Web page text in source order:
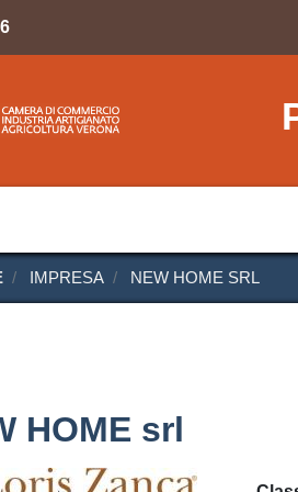
IMPRESA NEW HOME SRL
HOME srl